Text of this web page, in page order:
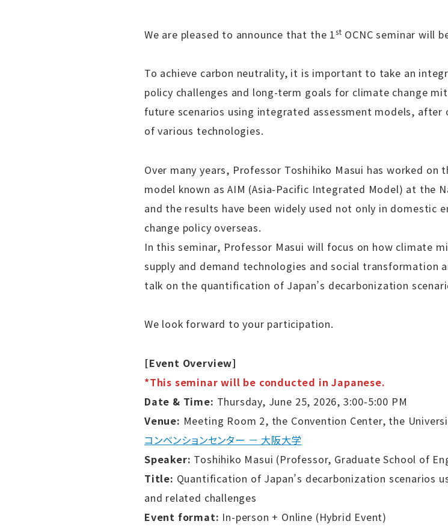
We are pleased to announce that the 1st OCNC seminar will
To achieve carbon neutrality, it is important to take an
policy challenges and long-term goals for climate change
future scenarios using integrated assessment models,
of various technologies.
Over many years, Professor Toshihiko Masui has worked
model known as AIM (Asia-Pacific Integrated Model) at the
and the results have been widely used not only in domestic
change policy overseas.
In this seminar, Professor Masui will focus on how climate
supply and demand technologies and social transformation
talk on the quantification of Japan’s decarbonization
We look forward to your participation.
[Event Overview]
*This seminar will be conducted in Japanese.
Date & Time: Thursday, June 25, 2026, 3:00-5:00 PM
Venue: Meeting Room 2, the Convention Center, the
コンベンションセンター － 大阪大学
Speaker: Toshihiko Masui (Professor, Graduate School of
Title: Quantification of Japan’s decarbonization scenarios
and related challenges
Event format: In-person + Online (Hybrid Event)